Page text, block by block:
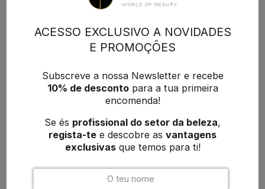
ACESSO EXCLUSIVO A NOVIDADES
E PROMOÇÕES
Subscreve a nossa Newsletter e recebe
10% de descontopara a tua primeira
encomenda!
Se és profissional do setor da beleza,
regista-te e descobre as vantagens
exclusivasque temos para ti!